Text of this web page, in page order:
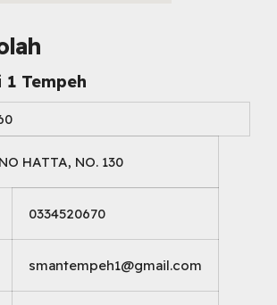
Tempeh
HATTA, NO. 130
0334520670
smantempeh1@gmail.com